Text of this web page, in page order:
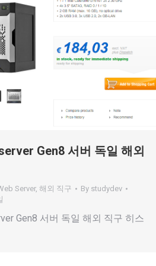
Gen8 서버 독일 해외
Server, 해외 직구 By studydev
Gen8 서버 독일 해외 직구 히스